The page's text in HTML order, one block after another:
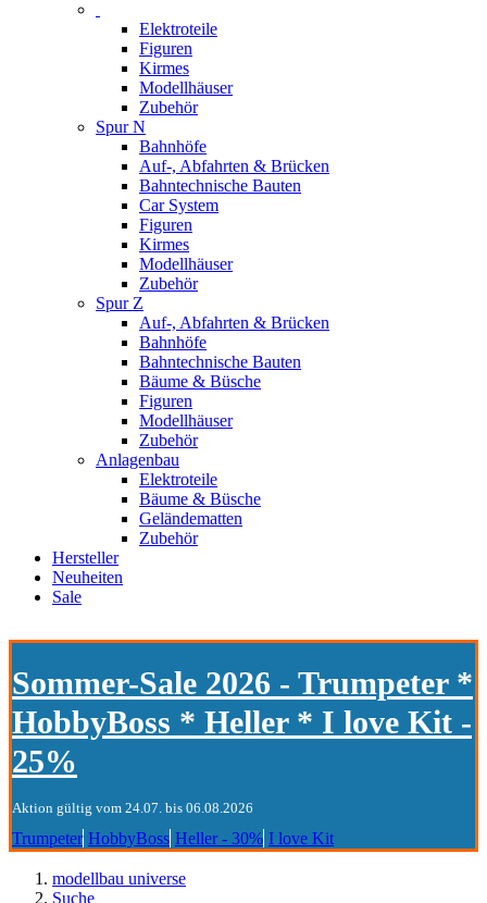
Elektroteile
Figuren
Kirmes
Modellhäuser
Zubehör
Spur N
Bahnhöfe
Auf-, Abfahrten & Brücken
Bahntechnische Bauten
Car System
Figuren
Kirmes
Modellhäuser
Zubehör
Spur Z
Auf-, Abfahrten & Brücken
Bahnhöfe
Bahntechnische Bauten
Bäume & Büsche
Figuren
Modellhäuser
Zubehör
Anlagenbau
Elektroteile
Bäume & Büsche
Geländematten
Zubehör
Hersteller
Neuheiten
Sale
Sommer-Sale 2026 - Trumpeter *
HobbyBoss * Heller * I love Kit -
25%
Aktion gültig vom 24.07. bis 06.08.2026
Trumpeter HobbyBoss Heller - 30% I love Kit
modellbau universe
Suche